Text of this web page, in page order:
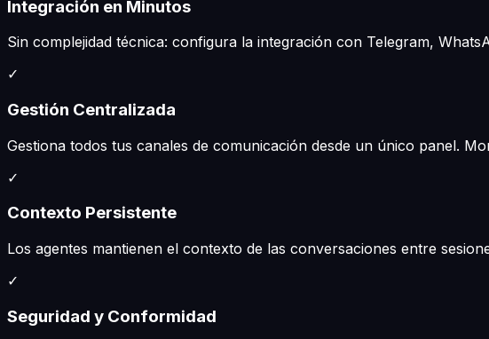
Integración en Minutos
Sin complejidad técnica: configura la integración con Telegram,
✓
Gestión Centralizada
Gestiona todos tus canales de comunicación desde un único panel.
✓
Contexto Persistente
Los agentes mantienen el contexto de las conversaciones entre
✓
Seguridad y Conformidad